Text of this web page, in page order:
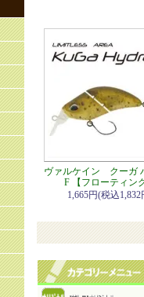
ヴァルケイン クーガ
F 【フローティン
1,665円(税込1,832